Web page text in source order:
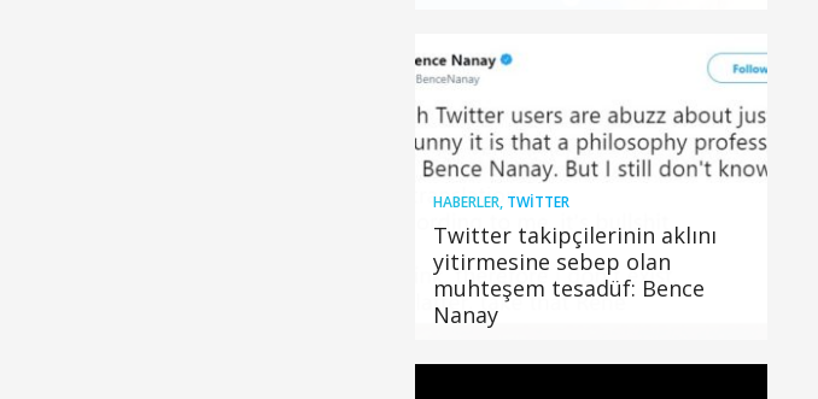
HABERLER, TWITTER
Twitter takipçilerinin aklını
yitirmesine sebep olan
muhteşem tesadüf: Bence
Nanay